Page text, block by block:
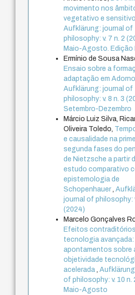
movimento nos
vegetativo e
Aufklärung: journal of
philosophy: v. 7 n. 2
Maio-Agosto. Edição
Ermínio de Sousa
Ensaio sobre a
adaptação em
Aufklärung: journal of
philosophy: v. 8 n. 3
Setembro-Dezembro
Márcio Luiz Silva,
Oliveira Toledo,
e causalidade na
segunda fases do
de Nietzsche a partir
estudo comparativo
epistemologia de
Schopenhauer,
journal of philosophy:
(2024)
Marcelo Gonçalves
Efeitos
tecnologia avançada:
apontamentos sobre
objetividade
acelerada,
of philosophy: v. 10 n.
Maio-Agosto